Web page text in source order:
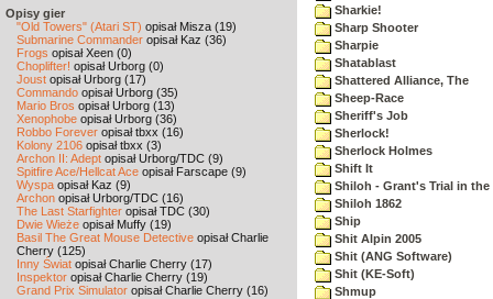
Opisy gier
"Old Towers" (Atari ST) opisał Misza (19)
Submarine Commander opisał Kaz (36)
Frogs opisał Xeen (0)
Choplifter! opisał Urborg (0)
Joust opisał Urborg (17)
Commando opisał Urborg (35)
Mario Bros opisał Urborg (13)
Xenophobe opisał Urborg (36)
Robbo Forever opisał tbxx (16)
Kolony 2106 opisał tbxx (3)
Archon II: Adept opisał Urborg/TDC (9)
Spitfire Ace/Hellcat Ace opisał Farscape (9)
Wyspa opisał Kaz (9)
Archon opisał Urborg/TDC (16)
The Last Starfighter opisał TDC (30)
Dwie Wieże opisał Muffy (19)
Basil The Great Mouse Detective opisał Charlie
Cherry (125)
Inny Świat opisał Charlie Cherry (17)
Inspektor opisał Charlie Cherry (19)
Grand Prix Simulator opisał Charlie Cherry (16)
Sharkie!
Sharp Shooter
Sharpie
Shatablast
Shattered Alliance, The
Sheep-Race
Sheriff's Job
Sherlock!
Sherlock Holmes
Shift It
Shiloh - Grant's Trial in the
Shiloh 1862
Ship
Shit Alpin 2005
Shit (ANG Software)
Shit (KE-Soft)
Shmup